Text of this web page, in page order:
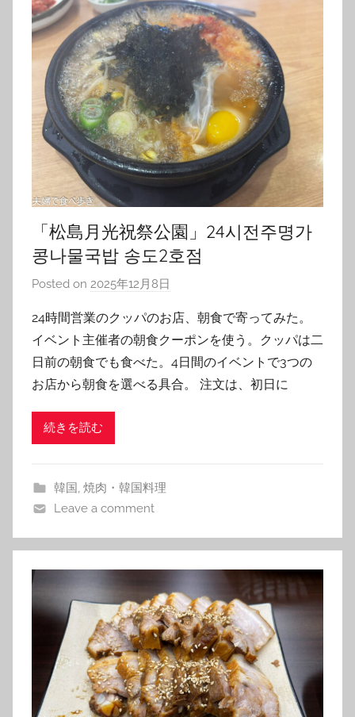
「松島月光祝祭公園」24시전주명가
콩나물국밥 송도2호점
Posted on 2025年12月8日
T
m
24時間営業のクッパのお店、朝食で寄ってみた。
イベント主催者の朝食クーポンを使う。クッパは二
日前の朝食でも食べた。4日間のイベントで3つの
お店から朝食を選べる具合。 注文は、初日に
続きを読む
韓国 焼肉・韓国料理
Leave a comment